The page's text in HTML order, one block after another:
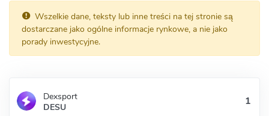
Wszelkie dane, teksty lub inne treści na tej stronie są
dostarczane jako ogólne informacje rynkowe, a nie jako
porady inwestycyjne.
Dexsport
DESU